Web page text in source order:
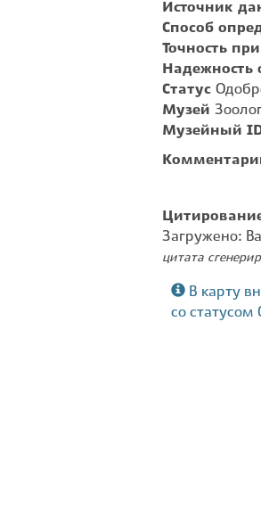
Источник
Способ
Точность
Надежность
Статус
Музей
Музейный
Загружено:
цитата
В карту
со